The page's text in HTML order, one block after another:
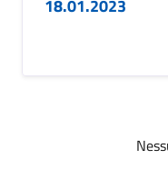
18.01.2023